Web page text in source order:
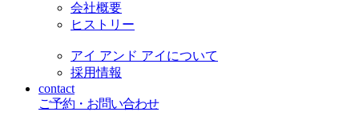
会社概要
ヒストリー
アイ アンド アイについて
採用情報
contact
ご予約・お問い合わせ